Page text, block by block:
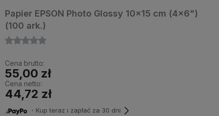
Papier EPSON Photo Glossy 10x15 cm (4x6")
(100 ark.)
Cena brutto:
55,00 zł
Cena netto:
44,72 zł
・Kup teraz i zapłać za 30 dni